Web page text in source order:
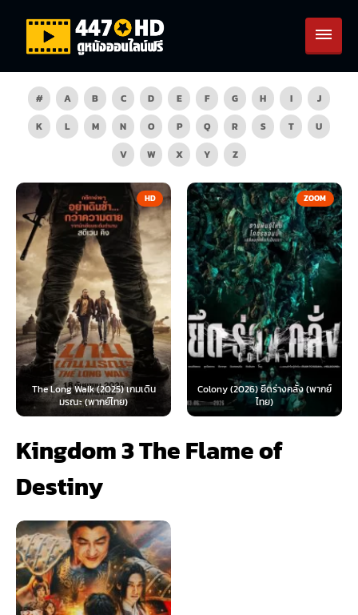
# A B C D E F G H I
J
K
L M N O P Q R S T
U
V
W X Y Z
HD
The Long Walk (2025) เกมเดิน
มรณะ (พากย์ไทย)
ZOOM
Colony (2026) ยึดร่างคลั่ง (พากย์
ไทย)
Kingdom 3 The Flame of
Destiny